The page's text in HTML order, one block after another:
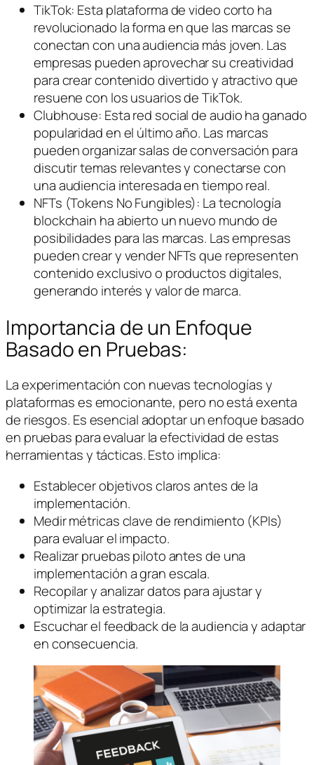
TikTok: Esta plataforma de video corto ha
revolucionado la forma en que las marcas se
conectan con una audiencia más joven. Las
empresas pueden aprovechar su creatividad
para crear contenido divertido y atractivo que
resuene con los usuarios de TikTok.
Clubhouse: Esta red social de audio ha ganado
popularidad en el último año. Las marcas
pueden organizar salas de conversación para
discutir temas relevantes y conectarse con
una audiencia interesada en tiempo real.
NFTs (Tokens No Fungibles): La tecnología
blockchain ha abierto un nuevo mundo de
posibilidades para las marcas. Las empresas
pueden crear y vender NFTs que representen
contenido exclusivo o productos digitales,
generando interés y valor de marca.
Importancia de un Enfoque
Basado en Pruebas:
La experimentación con nuevas tecnologías y
plataformas es emocionante, pero no está exenta
de riesgos. Es esencial adoptar un enfoque basado
en pruebas para evaluar la efectividad de estas
herramientas y tácticas. Esto implica:
Establecer objetivos claros antes de la
implementación.
Medir métricas clave de rendimiento (KPIs)
para evaluar el impacto.
Realizar pruebas piloto antes de una
implementación a gran escala.
Recopilar y analizar datos para ajustar y
optimizar la estrategia.
Escuchar el feedback de la audiencia y adaptar
en consecuencia.